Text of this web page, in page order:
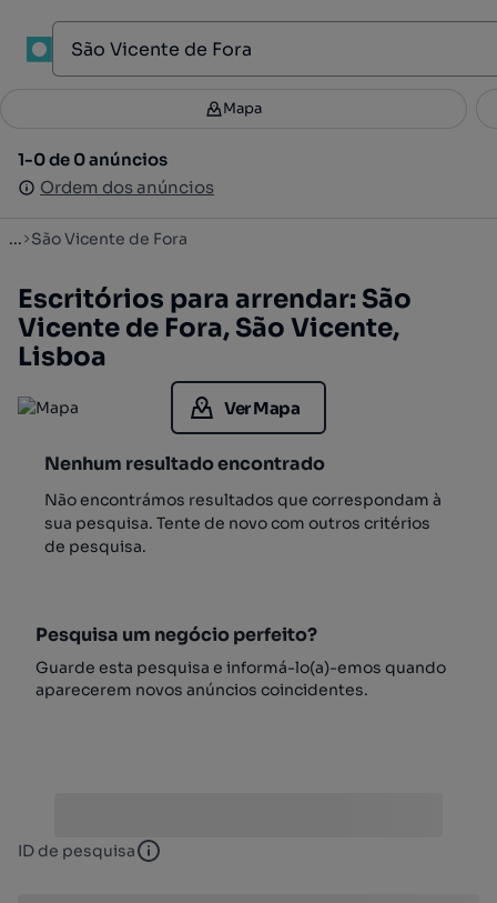
Filtros 4
1-0 de 0 anúncios
Ordem dos anúncios
Mapa
1-0 de 0 anúncios
Ordem dos anúncios
... São Vicente de Fora
Escritórios para arrendar: São
Vicente de Fora, São Vicente,
Lisboa
Ver Mapa
Nenhum resultado encontrado
Não encontrámos resultados que correspondam à
sua pesquisa. Tente de novo com outros critérios
de pesquisa.
Pesquisa um negócio perfeito?
Guarde esta pesquisa e informá-lo(a)-emos quando
aparecerem novos anúncios coincidentes.
ID de pesquisa ID de pesquisa